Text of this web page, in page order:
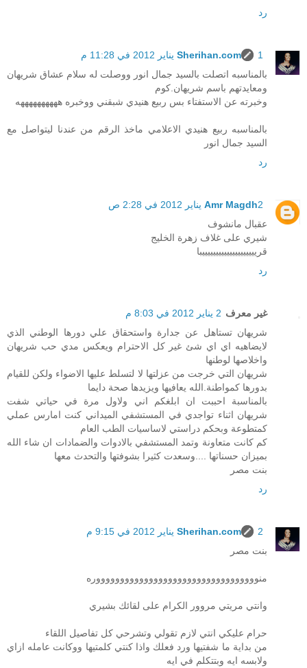
رد
Sherihan.com
1 يناير 2012 في 11:28 م
بالمناسبه اتصلت بالسيد جمال انور ووصلت له سلام عشاق شريهان
ومعايدتهم باسم شريهان.كوم
وخبرته عن الاستفتاء بس ربيع هنيدي شبقني ووخبره ههههههههههه
بالمناسبه ربيع هنيدي الاعلامي ماخذ الرقم من عندنا ليتواصل مع
السيد جمال انور
رد
Amr Magdh2 يناير 2012 في 2:28 ص
عقبال مانشوف
شيري على غلاف زهرة الخليج
قرييييييييييييييييييييبا
رد
غير معرف 2 يناير 2012 في 8:03 م
شريهان تستاهل عن جدارة واستحقاق علي دورها الوطني الذي
لايضاهيه اي اي شئ غير كل الاحترام ويعكس مدي حب شريهان
واخلاصها لوطنها
شريهان التي خرجت من عزلتها لا لتسلط عليها الاضواء ولكن للقيام
بدورها كمواطنة.الله يعافيها ويزيدها صحة دايما
بالمناسبة احببت ان ابلغكم اني ولاول مرة في حياتي شفت
شريهان اثناء تواجدي في المستشفي الميداني كنت امارس عملي
كمتطوعة وبحكم دراستي لاساسيات الطب العام
كم كانت متعاونة وتمد المستشفي بالادوات والضمادات ان شاء الله
بميزان حسناتها ....وسعدت كثيرا بشوفتها والتحدث معها
بنت مصر
رد
Sherihan.com
2 يناير 2012 في 9:15 م
بنت مصر
منووووووووووووووووووووووووووووووووووره
وانتي مريتي مروور الكرام على لقائك بشيري
حرام عليكي انتي لازم تقولي وتشرحي كل تفاصيل اللقاء
من بداية ما شفتيها ورد فعلك واذا كنتي كلمتيها ووكانت عامله ازاي
ولابسه ايه وبتتكلم في ايه